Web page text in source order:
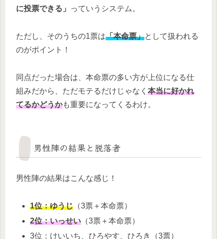
に投票できる」
っていうシステム。
ただし、そのうちの1票は「本命票」として扱われる
のがポイント！
同点だった場合は、本命票の多い方が上位になる仕
組みだから、ただモテるだけじゃなく 本当に好かれ
てるかどうかも重要になってくるわけ。
男性陣の結果と脱落者
男性陣の結果はこんな感じ！
1位：ゆうじ （3票＋本命票）
2位：いっせい （3票＋本命票）
3位：けいいち、ひろやす、ひろき（3票）